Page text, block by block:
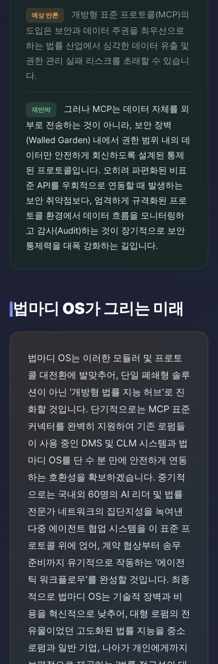
예상 반론
개방형 표준 프로토콜(MCP)의
도입은 보안과 데이터 주권을 최우선으로
하는 법률 산업에서 심각한 데이터 유출 및
권한 관리 실패 리스크를 초래할 수 있습니
다.
재반박
그러나 MCP는 데이터 자체를 외
부로 전송하는 것이 아니라, 보안 장벽
(Walled Garden) 내에서 권한 범위 내의 데
이터만 안전하게 회신하도록 설계된 통제
된 프로토콜입니다. 오히려 파편화된 비표
준 API를 우회적으로 연동할 때 발생하는
보안 취약점보다, 엄격하게 규격화된 프로
토콜 환경에서 데이터 흐름을 모니터링하
고 감사(Audit)하는 것이 장기적으로 보안
통제력을 대폭 강화하는 길입니다.
법마디 OS가 그리는 미래
법마디 OS는 이러한 모듈러 및 프로토
콜 대전환에 발맞추어, 단일 폐쇄형 솔루
션이 아닌 '개방형 법률 지능 허브'로 진
화할 것입니다. 단기적으로는 MCP 표준
커넥터를 완벽히 지원하여 기존 로펌들
이 사용 중인 DMS 및 CLM 시스템과 법
마디 OS를 단 수 분 만에 안전하게 연동
하는 호환성을 확보하겠습니다. 중기적
으로는 국내외 60명의 AI 리더 및 법률
전문가 네트워크의 집단지성을 녹여낸
다중 에이전트 협업 시스템을 이 표준 프
로토콜 위에 얹어, 계약 협상부터 송무
준비까지 유기적으로 작동하는 '에이전
틱 워크플로우'를 완성할 것입니다. 최종
적으로 법마디 OS는 기술적 장벽과 비
용을 혁신적으로 낮추어, 대형 로펌의 전
유물이었던 고도화된 법률 지능을 중소
로펌과 일반 기업, 나아가 개인에게까지